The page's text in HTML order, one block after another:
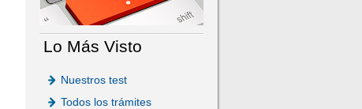
Lo Más Visto
Nuestros test
Todos los trámites